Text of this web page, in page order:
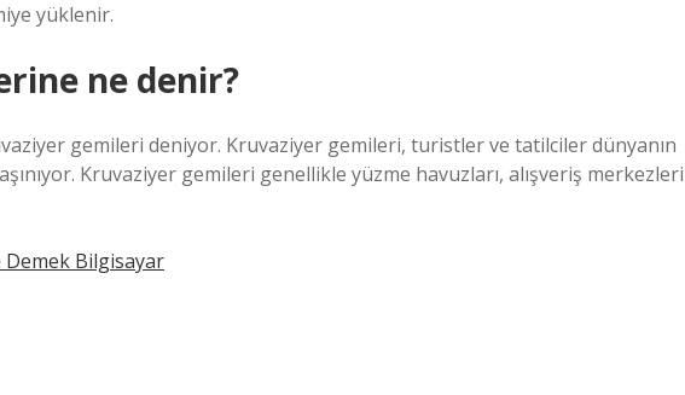
yüklenir.
ne denir?
gemileri deniyor. Kruvaziyer gemileri, turistler ve tatilciler dünyanın
Kruvaziyer gemileri genellikle yüzme havuzları, alışveriş merkezleri
Demek Bilgisayar